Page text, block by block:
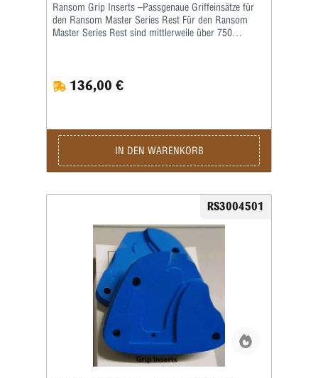
Ransom Grip Inserts –Passgenaue Griffeinsätze für
den Ransom Master Series Rest Für den Ransom
Master Series Rest sind mittlerweile über 750
ermöglichen eine sichere sowie wiederholgenaue
Aufnahme der Waffe im Schießstand. Viele Grip
reproduzierbare Schussergebnisse empfiehlt Ransom
jedoch, stets den speziell für das jeweilige
Waffenmodell vorgesehenen Griffeinsatz zu
verwenden. Das Produktbild ist ein Beispielbild!
136,00 €
IN DEN WARENKORB
RS3004501